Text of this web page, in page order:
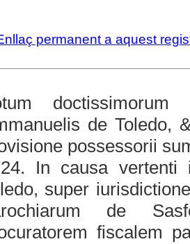
permanent a aquest
de Toledo,
possessorii
In causa
super
de
fiscalem